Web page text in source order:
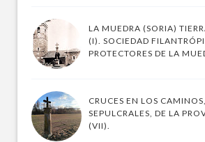
LA MUEDRA (SORIA)
(I). SOCIEDAD
PROTECTORES DE LA
CRUCES EN LOS
SEPULCRALES, DE LA
(VII).